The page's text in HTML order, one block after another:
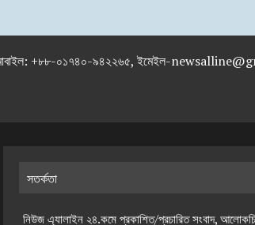
মোবাইল: +৮৮-০১৭৪০-৯৪২২৬৫, ইমেইল-
সতর্কতা
নিউজ এ্যালাইন ২৪.কমে প্রকাশিত/প্রচারিত সংবাদ,